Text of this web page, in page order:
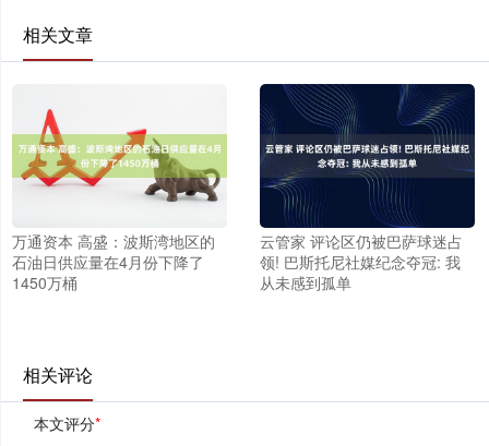
相关文章
万通资本 高盛：波斯湾地区的
石油日供应量在4月份下降了
1450万桶
云管家 评论区仍被巴萨球迷占
领! 巴斯托尼社媒纪念夺冠: 我
从未感到孤单
相关评论
本文评分*